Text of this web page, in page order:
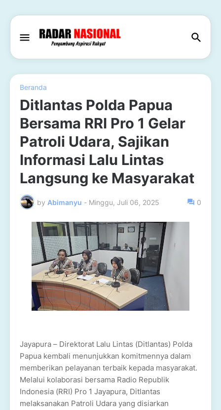
Beranda
Ditlantas Polda Papua
Bersama RRI Pro 1 Gelar
Patroli Udara, Sajikan
Informasi Lalu Lintas
Langsung ke Masyarakat
by Abimanyu - Minggu, Juli 06, 2025 0
Jayapura – Direktorat Lalu Lintas (Ditlantas) Polda
Papua kembali menunjukkan komitmennya dalam
memberikan pelayanan terbaik kepada masyarakat.
Melalui kolaborasi bersama Radio Republik
Indonesia (RRI) Pro 1 Jayapura, Ditlantas
melaksanakan Patroli Udara yang disiarkan